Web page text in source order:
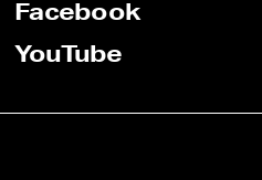
Facebook
YouTube